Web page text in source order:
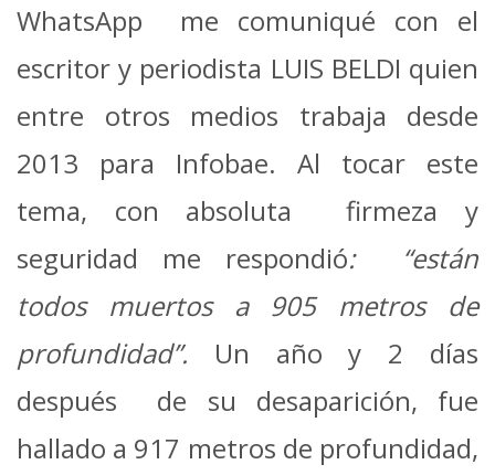
WhatsApp me comuniqué con el
escritor y periodista LUIS BELDI quien
entre otros medios trabaja desde
2013 para Infobae. Al tocar este
tema, con absoluta firmeza y
seguridad me respondió: “están
todos muertos a 905 metros de
profundidad”. Un año y 2 días
después de su desaparición, fue
hallado a 917 metros de profundidad,